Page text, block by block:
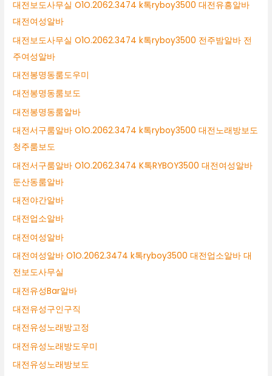
대전보도사무실 O1O.2062.3474 k톡ryboy3500 대전유흥알바
대전여성알바
대전보도사무실 O1O.2062.3474 k톡ryboy3500 전주밤알바 전
주여성알바
대전봉명동룸도우미
대전봉명동룸보도
대전봉명동룸알바
대전서구룸알바 O1O.2062.3474 k톡ryboy3500 대전노래방보도
청주룸보도
대전서구룸알바 O1O.2062.3474 K톡RYBOY3500 대전여성알바
둔산동룸알바
대전야간알바
대전업소알바
대전여성알바
대전여성알바 O1O.2062.3474 k톡ryboy3500 대전업소알바 대
전보도사무실
대전유성Bar알바
대전유성구인구직
대전유성노래방고정
대전유성노래방도우미
대전유성노래방보도